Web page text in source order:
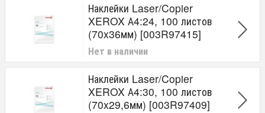
Наклейки Laser/Copier
XEROX А4:24, 100 листов
(70x36мм) [003R97415]
Нет в наличии
Наклейки Laser/Copier
XEROX А4:30, 100 листов
(70x29,6мм) [003R97409]